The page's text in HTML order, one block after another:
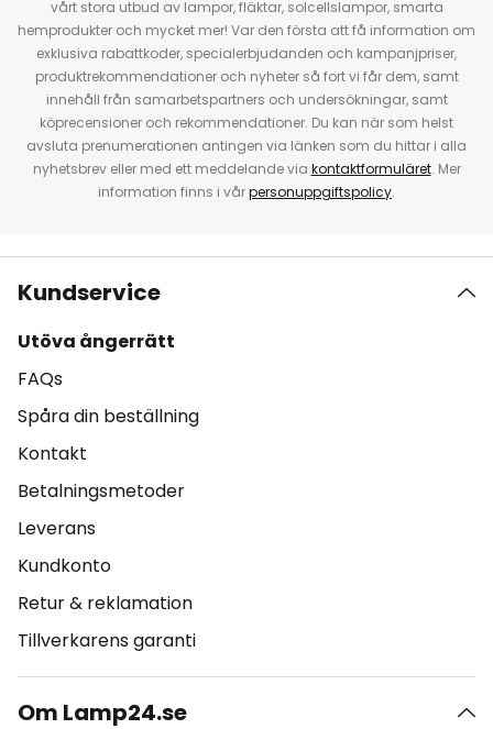
vårt stora utbud av lampor, fläktar, solcellslampor, smarta
hemprodukter och mycket mer! Var den första att få information om
exklusiva rabattkoder, specialerbjudanden och kampanjpriser,
produktrekommendationer och nyheter så fort vi får dem, samt
innehåll från samarbetspartners och undersökningar, samt
köprecensioner och rekommendationer. Du kan när som helst
avsluta prenumerationen antingen via länken som du hittar i alla
nyhetsbrev eller med ett meddelande via kontaktformuläret. Mer
information finns i vårpersonuppgiftspolicy.
Kundservice
Utöva ångerrätt
FAQs
Spåra din beställning
Kontakt
Betalningsmetoder
Leverans
Kundkonto
Retur & reklamation
Tillverkarens garanti
Om Lamp24.se